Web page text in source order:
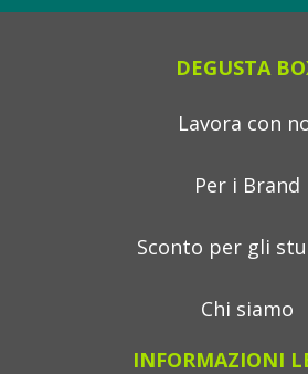
DEGUSTA
Lavora con
Per i Brand
Sconto per gli
Chi siamo
INFORMAZIONI